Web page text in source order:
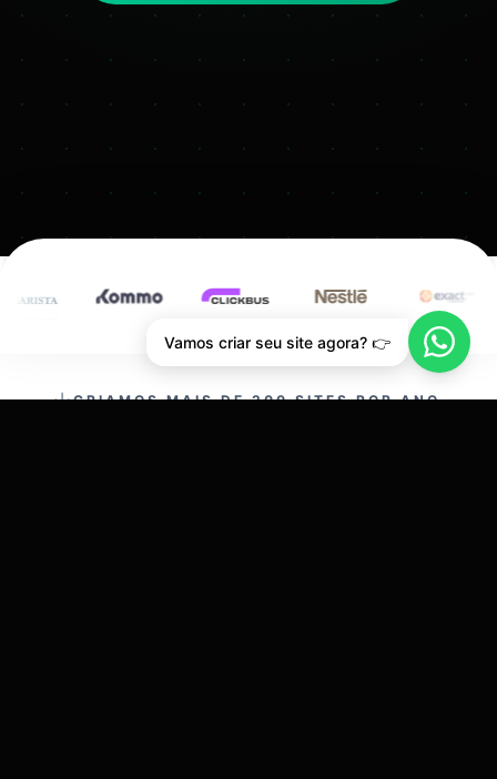
CRIAMOS MAIS DE 200 SITES POR ANO.
Vamos criar seu site agora? 👉